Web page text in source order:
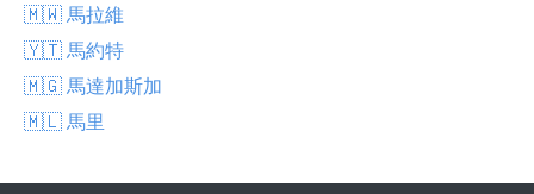
🇲🇼 馬拉維
🇾🇹 馬約特
🇲🇬 馬達加斯加
🇲🇱 馬里